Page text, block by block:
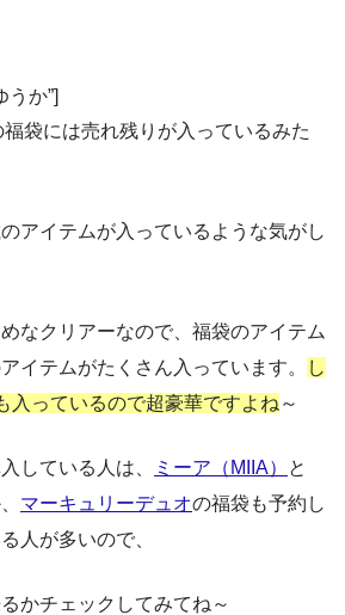
うか”]
袋には売れ残りが入っているみた
アイテムが入っているような気がし
なクリアーなので、福袋のアイテム
イテムがたくさん入っています。
し
入っているので超豪華ですよね ～
している人は、 ミーア（MIIA）
と
マーキュリーデュオの福袋も予約し
人が多いので、
かチェックしてみてね～